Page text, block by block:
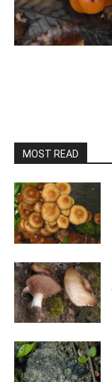
MOST READ